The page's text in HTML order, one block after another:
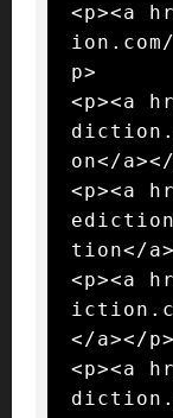
<p><a
p>
<p><a
on</
<p><a
tion</
<p><a
</a></p>
<p><a